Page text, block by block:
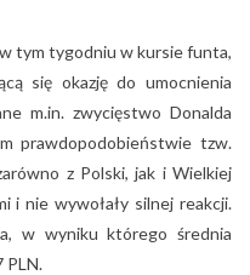
tym tygodniu w kursie funta,
się okazję do umocnienia
m.in. zwycięstwo Donalda
prawdopodobieństwie tzw.
z Polski, jak i Wielkiej
i nie wywołały silnej reakcji.
w wyniku którego średnia
PLN.